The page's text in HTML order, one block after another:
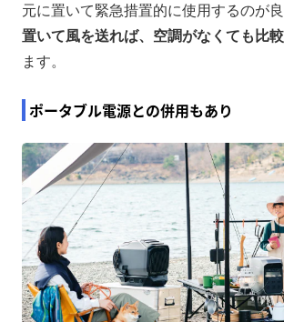
元に置いて緊急措置的に使用するのが良
置いて風を送れば、空調がなくても比
ます。
ポータブル電源との併用もあり